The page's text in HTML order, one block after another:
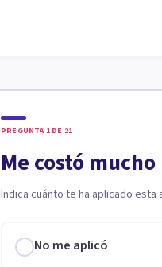
PREGUNTA 1 DE 21
Me costó
Indica cuánto te ha aplicado esta
No me aplicó